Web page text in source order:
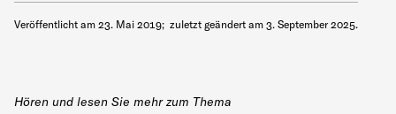
Veröffentlicht am 23. Mai 2019; zuletzt geändert am 3. September 2025.
Hören und lesen Sie mehr zum Thema